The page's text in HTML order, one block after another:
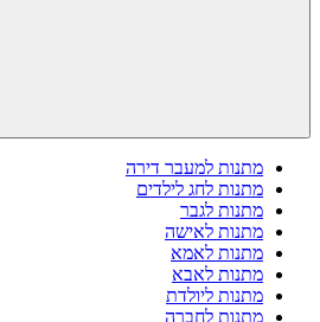
מתנות למעבר דירה
מתנות לחג לילדים
מתנות לגבר
מתנות לאישה
מתנות לאמא
מתנות לאבא
מתנות ליולדת
מתנות לחברה